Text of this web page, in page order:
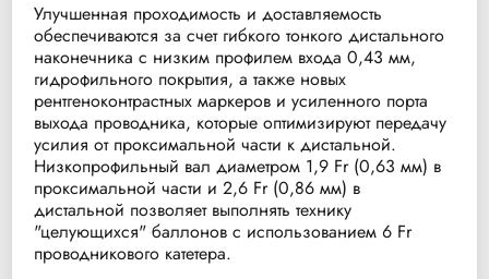
Улучшенная проходимость и доставляемость
обеспечиваются за счет гибкого тонкого дистального
наконечника с низким профилем входа 0,43 мм,
гидрофильного покрытия, а также новых
рентгеноконтрастных маркеров и усиленного порта
выхода проводника, которые оптимизируют передачу
усилия от проксимальной части к дистальной.
Низкопрофильный вал диаметром 1,9 Fr (0,63 мм) в
проксимальной части и 2,6 Fr (0,86 мм) в
дистальной позволяет выполнять технику
"целующихся" баллонов с использованием 6 Fr
проводникового катетера.